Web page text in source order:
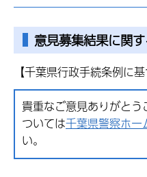
意見募集結果に関
【千葉県行政手続条例に
貴重なご意見ありがと
ついては千葉県警察ホー
い。